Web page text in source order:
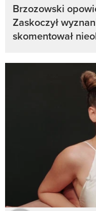
Brzozowski
Zaskoczył
skomentował